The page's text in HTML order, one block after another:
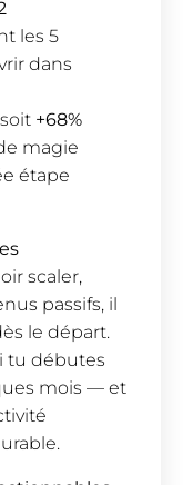
les 5
dans
+68%
magie
étape
les
scaler,
passifs, il
le départ.
tu débutes
mois — et